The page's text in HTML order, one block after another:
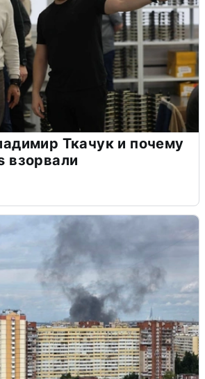
Ткачук и почему
взорвали